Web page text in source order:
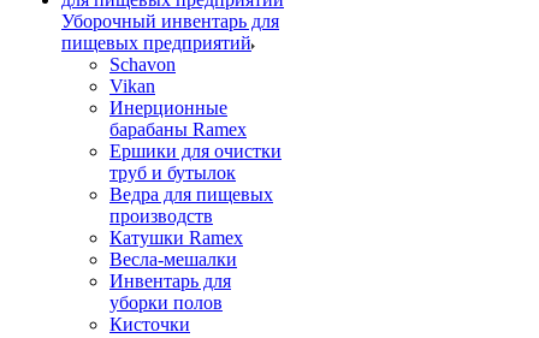
Уборочный инвентарь для
пищевых предприятий
Schavon
Vikan
Инерционные
барабаны Ramex
Ершики для очистки
труб и бутылок
Ведра для пищевых
производств
Катушки Ramex
Весла-мешалки
Инвентарь для
уборки полов
Кисточки